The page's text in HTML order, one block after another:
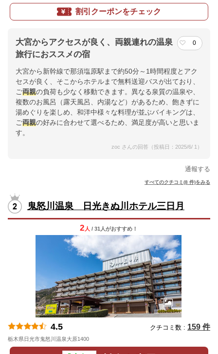
割引クーポンをチェック
大宮からアクセスが良く、両親連れの温泉
旅行におススメの宿
0
大宮から新幹線で那須塩原駅まで約50分～1時間程度とアク
セスが良く、そこからホテルまで無料送迎バスが出ており、
ご両親の負荷も少なく移動できます。異なる泉質の温泉や、
複数のお風呂（露天風呂、内湯など）があるため、飽きずに
湯めぐりを楽しめ、和洋中様々な料理が並ぶバイキングは、
ご両親の好みに合わせて選べるため、満足度が高いと思いま
す。
zoc さんの回答（投稿日：2025/6/ 1）
通報する
すべてのクチコミ(8 件)をみる
鬼怒川温泉 日光きぬ川ホテル三日月
2 人 / 31人がおすすめ！
4.5 クチコミ数 : 159 件
栃木県日光市鬼怒川温泉大原1400